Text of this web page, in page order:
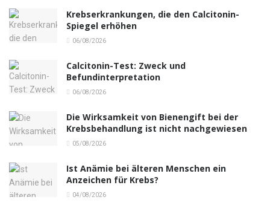
Krebserkrankungen, die den Calcitonin-
Spiegel erhöhen
06/08/2026
Calcitonin-Test: Zweck und
Befundinterpretation
06/08/2026
Die Wirksamkeit von Bienengift bei der
Krebsbehandlung ist nicht nachgewiesen
05/08/2026
Ist Anämie bei älteren Menschen ein
Anzeichen für Krebs?
04/08/2026